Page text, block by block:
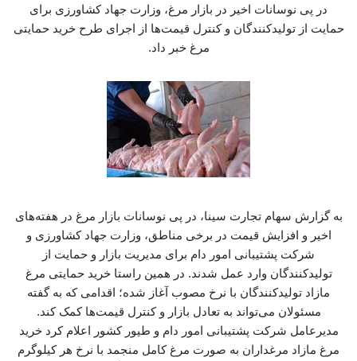
در پی نوسانات اخیر در بازار مرغ، وزارت جهاد کشاورزی برای
حمایت از تولیدکنندگان و کنترل قیمت‌ها از اجرای طرح خرید حمایتی
مرغ خبر داد.
به گزارش سهام تجارت سینا، در پی نوسانات بازار مرغ در هفته‌های
اخیر و افزایش قیمت در برخی مناطق، وزارت جهاد کشاورزی و
شرکت پشتیبانی امور دام برای مدیریت بازار و حمایت از
تولیدکنندگان وارد عمل شدند. در همین راستا خرید حمایتی مرغ
مازاد تولیدکنندگان با نرخ مصوب آغاز شده؛ اقدامی که به گفته
مسئولان می‌تواند به تعادل بازار و کنترل قیمت‌ها کمک کند.
مدیرعامل شرکت پشتیبانی امور دام و طیور کشور اعلام کرد خرید
مرغ مازاد مرغداران به صورت مرغ کامل منجمد با نرخ هر کیلوگرم